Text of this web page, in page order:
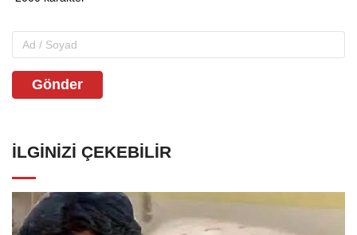
Gönder
İLGINIZI ÇEKEBILIR